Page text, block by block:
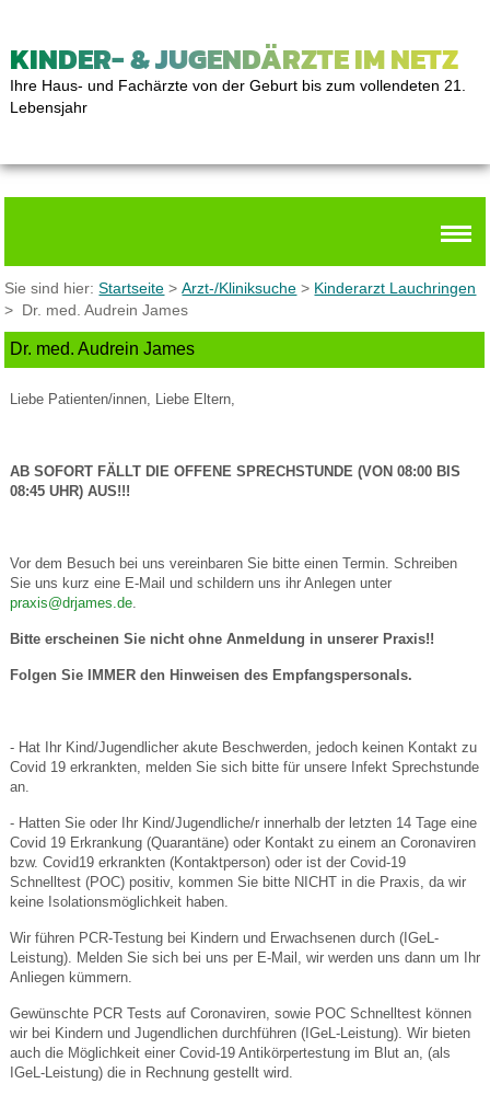
KINDER- & JUGENDÄRZTE IM NETZ
Ihre Haus- und Fachärzte von der Geburt bis zum vollendeten 21.
Lebensjahr
Sie sind hier:Startseite >Arzt-/Kliniksuche > Kinderarzt Lauchringen
> Dr. med. Audrein James
Dr. med. Audrein James
Liebe Patienten/innen, Liebe Eltern,
AB SOFORT FÄLLT DIE OFFENE SPRECHSTUNDE (VON 08:00 BIS
08:45 UHR) AUS!!!
Vor dem Besuch bei uns vereinbaren Sie bitte einen Termin. Schreiben
Sie uns kurz eine E-Mail und schildern uns ihr Anlegen unter
praxis@drjames.de.
Bitte erscheinen Sie nicht ohne Anmeldung in unserer Praxis!!
Folgen Sie IMMER den Hinweisen des Empfangspersonals.
- Hat Ihr Kind/Jugendlicher akute Beschwerden, jedoch keinen Kontakt zu
Covid 19 erkrankten, melden Sie sich bitte für unsere Infekt Sprechstunde
an.
- Hatten Sie oder Ihr Kind/Jugendliche/r innerhalb der letzten 14 Tage eine
Covid 19 Erkrankung (Quarantäne) oder Kontakt zu einem an Coronaviren
bzw. Covid19 erkrankten (Kontaktperson) oder ist der Covid-19
Schnelltest (POC) positiv, kommen Sie bitte NICHT in die Praxis, da wir
keine Isolationsmöglichkeit haben.
Wir führen PCR-Testung bei Kindern und Erwachsenen durch (IGeL-
Leistung). Melden Sie sich bei uns per E-Mail, wir werden uns dann um Ihr
Anliegen kümmern.
Gewünschte PCR Tests auf Coronaviren, sowie POC Schnelltest können
wir bei Kindern und Jugendlichen durchführen (IGeL-Leistung). Wir bieten
auch die Möglichkeit einer Covid-19 Antikörpertestung im Blut an, (als
IGeL-Leistung) die in Rechnung gestellt wird.